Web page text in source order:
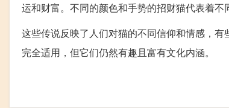
运和财富。不同的颜色和手势的招财猫代表着不
这些传说反映了人们对猫的不同信仰和情感，
完全适用，但它们仍然有趣且富有文化内涵。